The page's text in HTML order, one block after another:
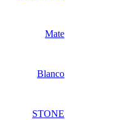
Mate
Blanco
STONE